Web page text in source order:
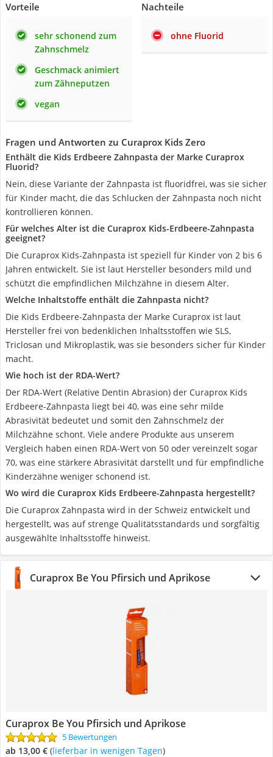
Vorteile
sehr schonend zum
Zahnschmelz
Geschmack animiert
zum Zähneputzen
vegan
Nachteile
ohne Fluorid
Fragen und Antworten zu Curaprox Kids Zero
Enthält die Kids Erdbeere Zahnpasta der Marke Curaprox
Fluorid?
Nein, diese Variante der Zahnpasta ist fluoridfrei, was sie sicher
für Kinder macht, die das Schlucken der Zahnpasta noch nicht
kontrollieren können.
Für welches Alter ist die Curaprox Kids-Erdbeere-Zahnpasta
geeignet?
Die Curaprox Kids-Zahnpasta ist speziell für Kinder von 2 bis 6
Jahren entwickelt. Sie ist laut Hersteller besonders mild und
schützt die empfindlichen Milchzähne in diesem Alter.
Welche Inhaltstoffe enthält die Zahnpasta nicht?
Die Kids Erdbeere-Zahnpasta der Marke Curaprox ist laut
Hersteller frei von bedenklichen Inhaltsstoffen wie SLS,
Triclosan und Mikroplastik, was sie besonders sicher für Kinder
macht.
Wie hoch ist der RDA-Wert?
Der RDA-Wert (Relative Dentin Abrasion) der Curaprox Kids
Erdbeere-Zahnpasta liegt bei 40, was eine sehr milde
Abrasivität bedeutet und somit den Zahnschmelz der
Milchzähne schont. Viele andere Produkte aus unserem
Vergleich haben einen RDA-Wert von 50 oder vereinzelt sogar
70, was eine stärkere Abrasivität darstellt und für empfindliche
Kinderzähne weniger schonend ist.
Wo wird die Curaprox Kids Erdbeere-Zahnpasta hergestellt?
Die Curaprox Zahnpasta wird in der Schweiz entwickelt und
hergestellt, was auf strenge Qualitätsstandards und sorgfältig
ausgewählte Inhaltsstoffe hinweist.
Curaprox Be You Pfirsich und Aprikose
Curaprox Be You Pfirsich und Aprikose
5 Bewertungen
ab 13,00 € ( Lieferbar in wenigen Tagen)